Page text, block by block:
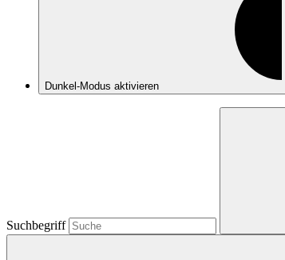
Dunkel-Modus aktivieren
Suchbegriff